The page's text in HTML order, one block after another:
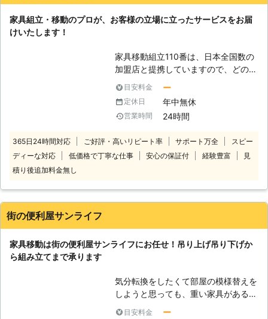
で組み立てようとすると、部品や材料
プロに依頼してしまうのもひとつの手
です。 当社にご依頼いただければ、
スピーディーかつ安全に組み立ていた
しますよ。 さらに、不要となった家
具の分解も当社でおこなうことができ
ますので、ぜひ合わせてご依頼くださ
家具組立・移動のプロが、お客様の立場に立ったサービスをお届
けいたします！
家具移動組立110番は、日本全国数の
加盟店と提携していますので、どの地
方にお住まいのお客様でも迅速に対応
いたします。 コールセンターでは24
時間365日年中無休でお電話を受け付
けています。 深夜でも早朝でもお客
話ください。 コールセンターのスタ
ッフがお客様のお悩みをお聞きしま
ほしい」 「説明書を見ても家具の組
り、お悩みのお客様はぜひ家具移動組
立110番をご利用ください。 大きくて
豊富なベテランが迅速に解決します。
家具移動組立110番では、家具の組立
作業や移動作業にお困りのお客様に喜
目安料金 ー
定休日 年中無休
営業時間 24時間
365日24時間対応 ご好評・高いリピート率 サポート万全
スピー
ディーな対応
低価格で丁寧な仕事 安心の保証付 経験豊富
見
積り後追加料金無し
街の便利屋サンライフ
家具移動は街の便利屋サンライフにお任せ！吊り上げ吊り下げか
ら組み立てまで承ります
気分転換をしたくて部屋の模様替えを
しようと思っても、重い家具があると
目安料金 ー